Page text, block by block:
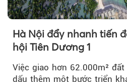
Hà Nội đẩy nhanh tiến
hội Tiên Dương 1
Việc giao hơn 62.000m²
dấu thêm một bước triển